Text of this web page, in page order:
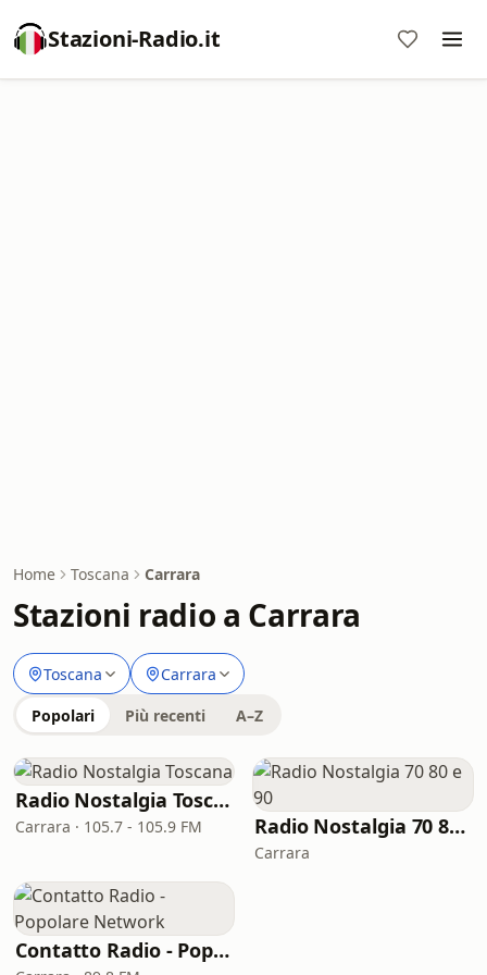
Stazioni-Radio.it
Home Toscana Carrara
Stazioni radio a Carrara
Toscana Carrara
Popolari Più recenti A–Z
Radio Nostalgia Toscana
Carrara · 105.7 - 105.9 FM Radio Nostalgia 70 80 e 90
Carrara
Contatto Radio - Popolare Network